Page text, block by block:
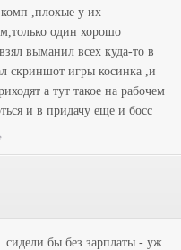
,плохые у их
один хорошо
выманил всех куда-то в
скриншот игры косинка ,и
а тут такое на рабочем
и в придачу еще и босс
бы без зарплаты - уж